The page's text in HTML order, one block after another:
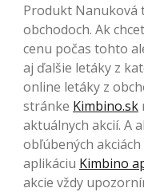
Produkt Nanuková
obchodoch. Ak
cenu počas tohto
aj ďalšie letáky z
online letáky z
stránke Kimbino.sk
aktuálnych akcií. A
obľúbených
aplikáciu Kimbino
akcie vždy